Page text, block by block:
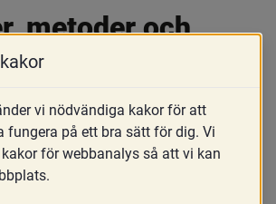
metoder och
Dela
i detta kunskapsdokument
och förhållningssätt
vi nödvändiga kakor för att
fungera på ett bra sätt för dig. Vi
för webbanalys så att vi kan